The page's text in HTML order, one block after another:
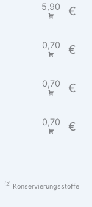
5,90 €
0,70 €
0,70 €
0,70 €
2 Konservierungsstoffe